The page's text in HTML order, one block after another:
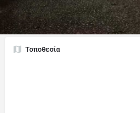
Σουβλάκι - Γκριλ / Souvlaki - Grill
Τοποθεσία